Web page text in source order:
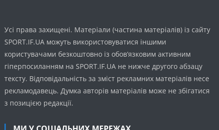
Усі права захищені. Матеріали (частина матеріалів) із сайту
SPORT.IF.UA можуть використовуватися іншими
користувачами безкоштовно із обов’язковим активним
гіперпосиланням на SPORT.IF.UA не нижче другого абзацу
тексту. Відповідальність за зміст рекламних матеріалів несе
рекламодавець. Думка авторів матеріалів може не збігатися
з позицією редакції.